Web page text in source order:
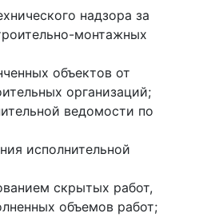
надзора за
монтажных
объектов от
организаций;
ведомости по
исполнительной
скрытых работ,
объемов работ;